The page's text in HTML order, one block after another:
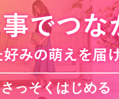
さっそくはじめる